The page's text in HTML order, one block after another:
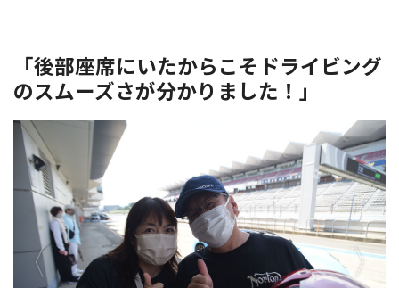
「後部座席にいたからこそドライビング
のスムーズさが分かりました！」